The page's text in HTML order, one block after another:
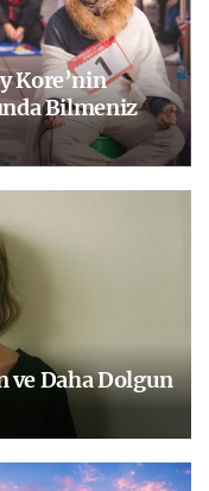
Kore’nin
Bilmeniz
ve Daha Dolgun